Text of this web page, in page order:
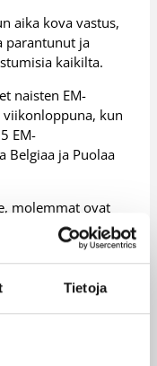
Tietoja
aika kova vastus,
parantunut ja
kaikilta.
naisten EM-
kun
EM-
Belgiaa ja Puolaa
molemmat ovat
Kisahallilla
välisellä
lauantaina 8.6.
klo 17:00.